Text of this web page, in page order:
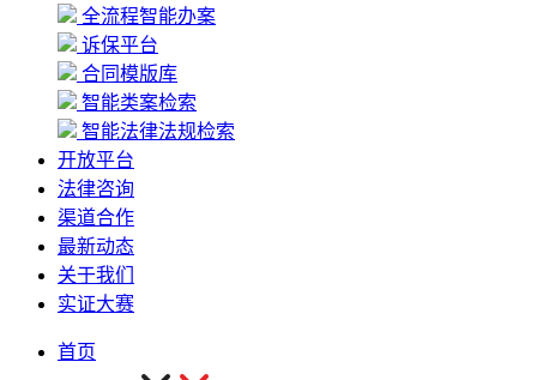
全流程智能办案
诉保平台
合同模版库
智能类案检索
智能法律法规检索
开放平台
法律咨询
渠道合作
最新动态
关于我们
实证大赛
首页